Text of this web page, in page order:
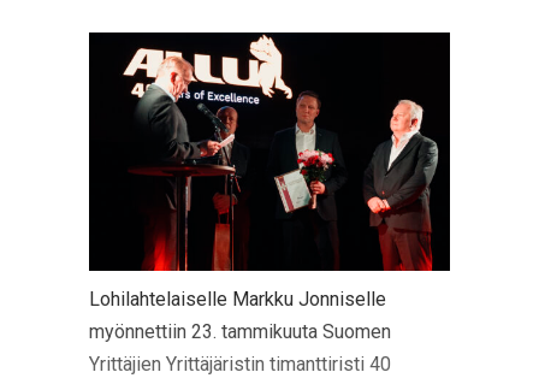
Lohilahtelaiselle Markku Jonniselle
myönnettiin 23. tammikuuta Suomen
Yrittäjien Yrittäjäristin timanttiristi 40